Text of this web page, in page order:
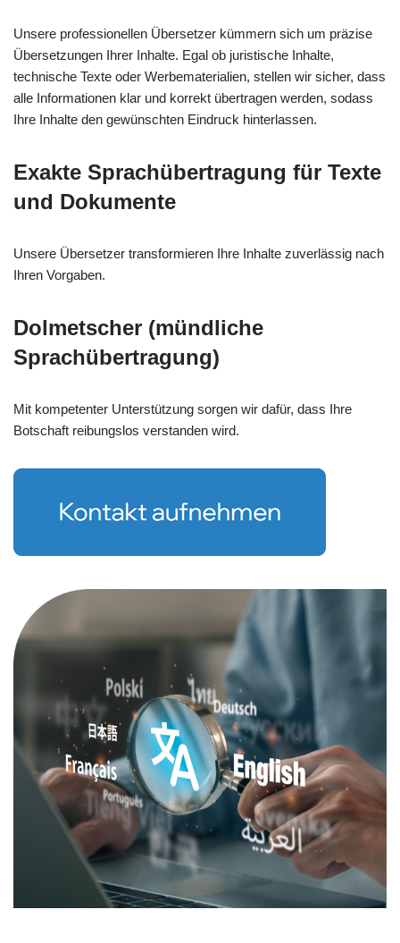
Unsere professionellen Übersetzer kümmern sich um präzise
Übersetzungen Ihrer Inhalte. Egal ob juristische Inhalte,
technische Texte oder Werbematerialien, stellen wir sicher, dass
alle Informationen klar und korrekt übertragen werden, sodass
Ihre Inhalte den gewünschten Eindruck hinterlassen.
Exakte Sprachübertragung für Texte
und Dokumente
Unsere Übersetzer transformieren Ihre Inhalte zuverlässig nach
Ihren Vorgaben.
Dolmetscher (mündliche
Sprachübertragung)
Mit kompetenter Unterstützung sorgen wir dafür, dass Ihre
Botschaft reibungslos verstanden wird.